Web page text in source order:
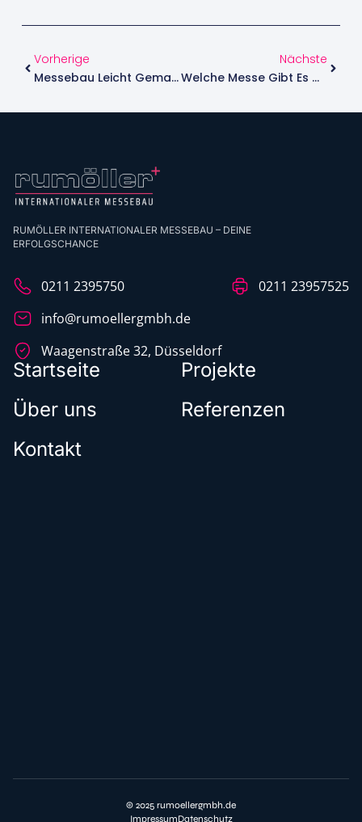
Vorherige
Messebau Leicht Gemacht: Ein Blick Hinter Die Kulissen
Nächste
Welche Messe Gibt Es Gerade In Hannover Zu Entdecken
RUMÖLLER INTERNATIONALER MESSEBAU – DEINE
ERFOLGSCHANCE
0211 2395750
0211 23957525
info@rumoellergmbh.de
Waagenstraße 32, Düsseldorf
Startseite
Projekte
Über uns
Referenzen
Kontakt
© 2025 rumoellergmbh.de
ImpressumDatenschutz